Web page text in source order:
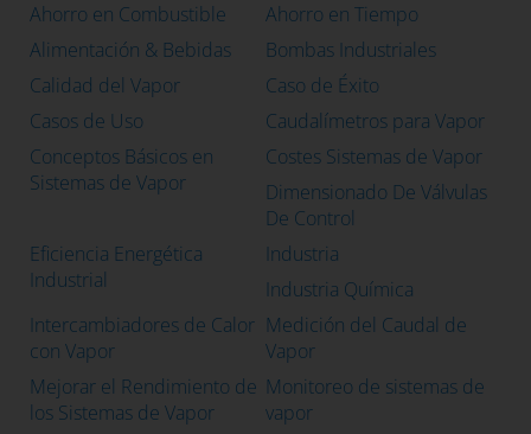
Ahorro en Combustible
Ahorro en Tiempo
Alimentación & Bebidas
Bombas Industriales
Calidad del Vapor
Caso de Éxito
Casos de Uso
Caudalímetros para Vapor
Conceptos Básicos en
Sistemas de Vapor
Costes Sistemas de Vapor
Dimensionado De Válvulas
De Control
Eficiencia Energética
Industrial
Industria
Industria Química
Intercambiadores de Calor
con Vapor
Medición del Caudal de
Vapor
Mejorar el Rendimiento de
los Sistemas de Vapor
Monitoreo de sistemas de
vapor